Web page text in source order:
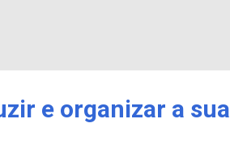
e organizar a sua